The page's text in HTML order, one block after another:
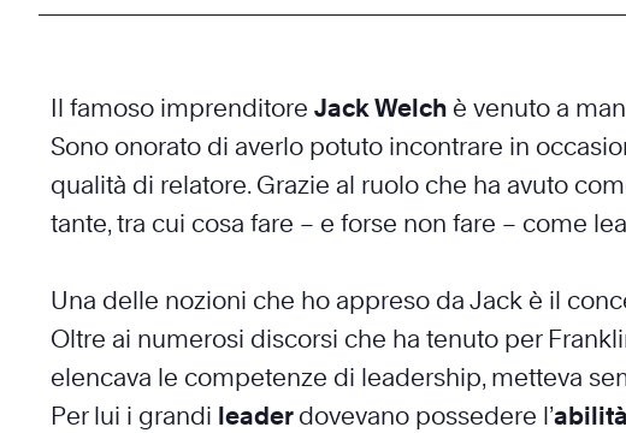
Il famoso imprenditore Jack Welch è venuto a
Sono onorato di averlo potuto incontrare in
qualità di relatore. Grazie al ruolo che ha avuto
tante, tra cui cosa fare – e forse non fare – come
Una delle nozioni che ho appreso da Jack è il
Oltre ai numerosi discorsi che ha tenuto per
elencava le competenze di leadership, metteva
Per lui i grandi leader dovevano possedere l’